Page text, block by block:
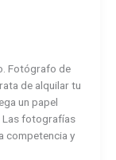
Fotógrafo de
de alquilar tu
un papel
Las fotografías
competencia y